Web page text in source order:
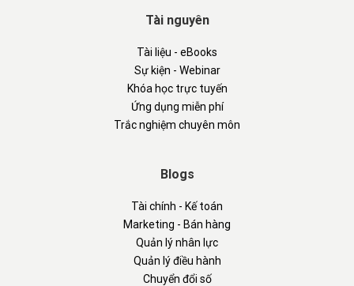
Tài nguyên
Tài liệu - eBooks
Sự kiện - Webinar
Khóa học trực tuyến
Ứng dụng miễn phí
Trắc nghiệm chuyên môn
Blogs
Tài chính - Kế toán
Marketing - Bán hàng
Quản lý nhân lực
Quản lý điều hành
Chuyển đổi số